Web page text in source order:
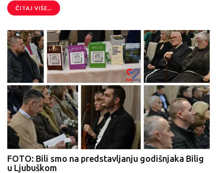
ČITAJ VIŠE...
FOTO: Bili smo na predstavljanju godišnjaka Bilig
u Ljubuškom